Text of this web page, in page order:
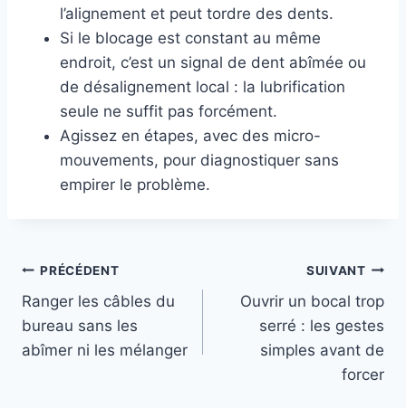
l’alignement et peut tordre des dents.
Si le blocage est constant au même
endroit, c’est un signal de dent abîmée ou
de désalignement local : la lubrification
seule ne suffit pas forcément.
Agissez en étapes, avec des micro-
mouvements, pour diagnostiquer sans
empirer le problème.
Navigation
de
l’article
PRÉCÉDENT
Ranger les câbles du
bureau sans les
abîmer ni les mélanger
SUIVANT
Ouvrir un bocal trop
serré : les gestes
simples avant de
forcer